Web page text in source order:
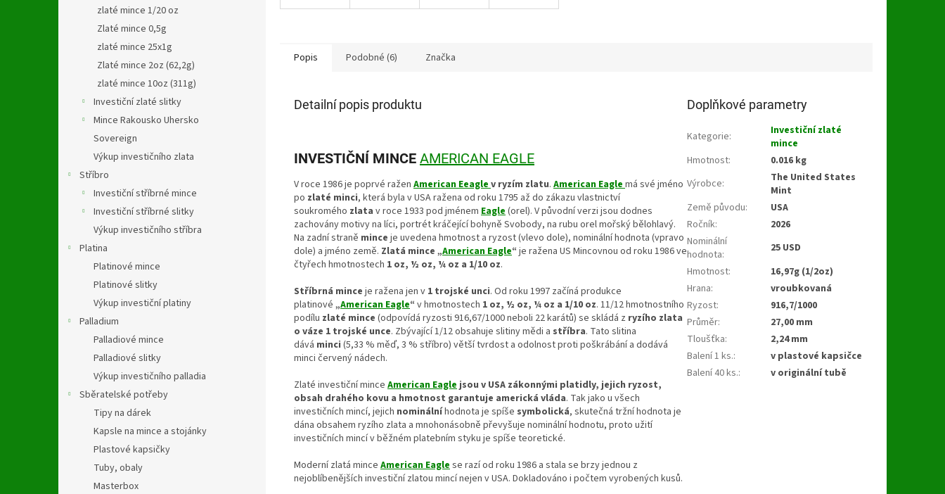
zlaté mince 1/20 oz
Zlaté mince 0,5g
zlaté mince 25x1g
Zlaté mince 2oz (62,2g)
zlaté mince 10oz (311g)
Investiční zlaté slitky
Mince Rakousko Uhersko
Sovereign
Výkup investičního zlata
Stříbro
Investiční stříbrné mince
Investiční stříbrné slitky
Výkup investičního stříbra
Platina
Platinové mince
Platinové slitky
Výkup investiční platiny
Palladium
Palladiové mince
Palladiové slitky
Výkup investičního palladia
Sběratelské potřeby
Tipy na dárek
Kapsle na mince a stojánky
Plastové kapsičky
Tuby, obaly
Masterbox
Popis Podobné (6) Značka
Detailní popis produktu
INVESTIČNÍ MINCE AMERICAN EAGLE
V roce 1986 je poprvé ražen American Eeagle v ryzím zlatu. American Eagle má své jméno
po zlaté minci, která byla v USA ražena od roku 1795 až do zákazu vlastnictví
soukromého zlata v roce 1933 pod jménem Eagle (orel). V původní verzi jsou dodnes
zachovány motivy na líci, portrét kráčející bohyně Svobody, na rubu orel mořský bělohlavý.
Na zadní straně mince je uvedena hmotnost a ryzost (vlevo dole), nominální hodnota (vpravo
dole) a jméno země. Zlatá mince „American Eagle“ je ražena US Mincovnou od roku 1986 ve
čtyřech hmotnostech 1 oz, ½ oz, ¼ oz a 1/10 oz.
Stříbrná mince je ražena jen v 1 trojské unci. Od roku 1997 začíná produkce
platinové „American Eagle“ v hmotnostech 1 oz, ½ oz, ¼ oz a 1/10 oz. 11/12 hmotnostního
podílu zlaté mince (odpovídá ryzosti 916,67/1000 neboli 22 karátů) se skládá z ryzího zlata
o váze 1 trojské unce. Zbývající 1/12 obsahuje slitiny mědi a stříbra. Tato slitina
dává minci (5,33 % měď, 3 % stříbro) větší tvrdost a odolnost proti poškrábání a dodává
minci červený nádech.
Zlaté investiční mince American Eagle jsou v USA zákonnými platidly, jejich ryzost,
obsah drahého kovu a hmotnost garantuje americká vláda. Tak jako u všech
investičních mincí, jejich nominálníhodnota je spíše symbolická, skutečná tržní hodnota je
dána obsahem ryzího zlata a mnohonásobně převyšuje nominální hodnotu, proto užití
investičních mincí v běžném platebním styku je spíše teoretické.
Moderní zlatá mince American Eagle se razí od roku 1986 a stala se brzy jednou z
nejoblíbenějších investiční zlatou mincí nejen v USA. Dokladováno i počtem vyrobených kusů.
Doplňkové parametry
Kategorie:
Investiční zlaté
mince
Hmotnost:
0.016 kg
Výrobce:
The United States
Mint
Země původu:
USA
Ročník:
2026
Nominální
hodnota:
25 USD
Hmotnost:
16,97g (1/2oz)
Hrana:
vroubkovaná
Ryzost:
916,7/1000
Průměr:
27,00 mm
Tloušťka:
2,24 mm
Balení 1 ks.:
v plastové kapsičce
Balení 40 ks.: v originální tubě